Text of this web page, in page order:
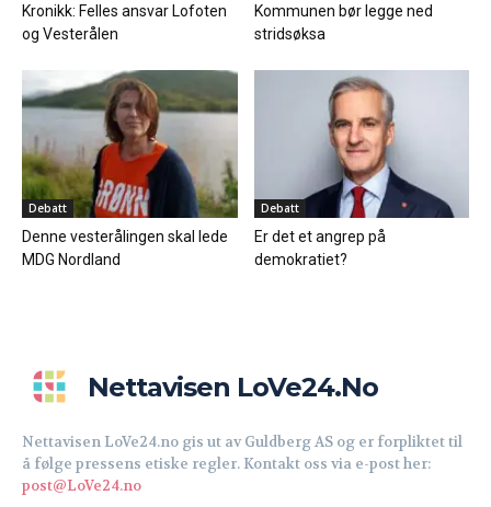
Kronikk: Felles ansvar Lofoten
og Vesterålen
Kommunen bør legge ned
stridsøksa
Debatt
Denne vesterålingen skal lede
MDG Nordland
Debatt
Er det et angrep på
demokratiet?
Nettavisen LoVe24.no
Nettavisen LoVe24.no gis ut av Guldberg AS og er forpliktet til
å følge pressens etiske regler. Kontakt oss via e-post her:
post@LoVe24.no